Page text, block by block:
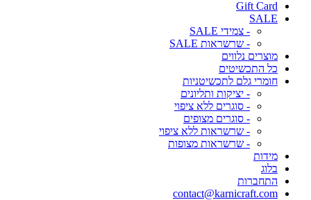
Gift Card
SALE
- צמידי SALE
- שרשראות SALE
מוצרים נלווים
כל התכשיטים
חומרי גלם לתכשיטניות
- יציקות ותליונים
- סוגרים ללא ציפוי
- סוגרים מצופים
- שרשראות ללא ציפוי
- שרשראות מצופות
מידות
בלוג
התחברות
contact@karnicraft.com